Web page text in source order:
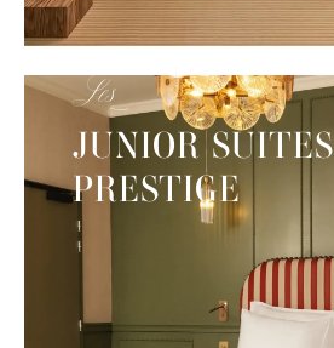
Les
JUNIOR SUITES
PRESTIGE